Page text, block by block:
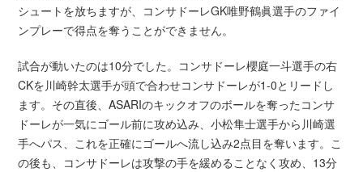
シュートを放ちますが、コンサドーレGK唯野鶴眞選手のファイ
ンプレーで得点を奪うことができません。
試合が動いたのは10分でした。コンサドーレ櫻庭一斗選手の右
CKを川崎幹太選手が頭で合わせコンサドーレが1-0とリードし
ます。その直後、ASARIのキックオフのボールを奪ったコンサ
ドーレが一気にゴール前に攻め込み、小松隼士選手から川崎選
手へパス、これを正確にゴールへ流し込み2点目を奪います。こ
の後も、コンサドーレは攻撃の手を緩めることなく攻め、13分